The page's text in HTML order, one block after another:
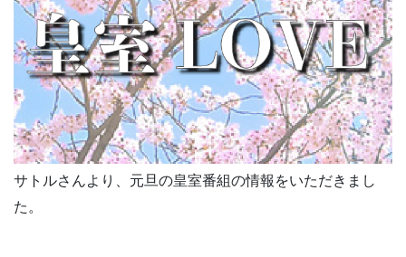
サトルさんより、元旦の皇室番組の情報をいただきまし
た。